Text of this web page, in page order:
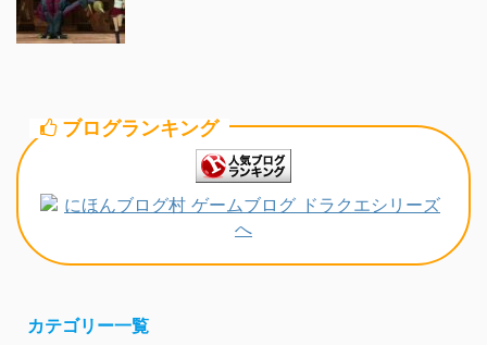
ブログランキング
カテゴリー一覧